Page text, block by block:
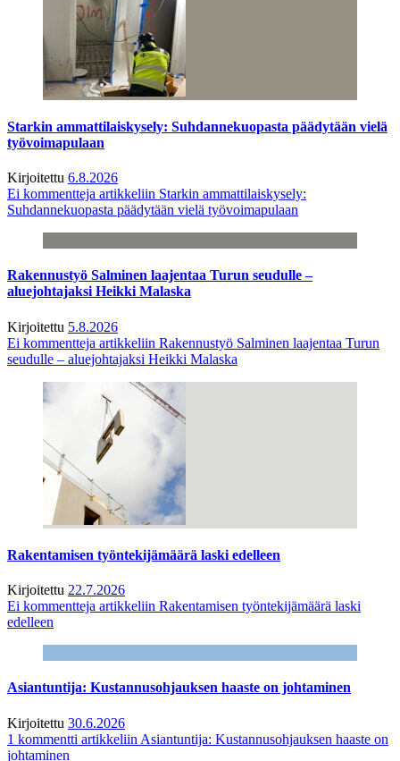
Starkin ammattilaiskysely: Suhdannekuopasta päädytään vielä
työvoimapulaan
Kirjoitettu 6.8.2026
Ei kommentteja artikkeliin Starkin ammattilaiskysely:
Suhdannekuopasta päädytään vielä työvoimapulaan
Rakennustyö Salminen laajentaa Turun seudulle –
aluejohtajaksi Heikki Malaska
Kirjoitettu 5.8.2026
Ei kommentteja artikkeliin Rakennustyö Salminen laajentaa Turun
seudulle – aluejohtajaksi Heikki Malaska
Rakentamisen työntekijämäärä laski edelleen
Kirjoitettu 22.7.2026
Ei kommentteja artikkeliin Rakentamisen työntekijämäärä laski
edelleen
Asiantuntija: Kustannusohjauksen haaste on johtaminen
Kirjoitettu 30.6.2026
1 kommentti artikkeliin Asiantuntija: Kustannusohjauksen haaste on
johtaminen